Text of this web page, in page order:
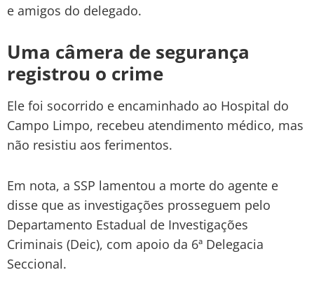
e amigos do delegado.
Uma câmera de segurança
registrou o crime
Ele foi socorrido e encaminhado ao Hospital do
Campo Limpo, recebeu atendimento médico, mas
não resistiu aos ferimentos.
Em nota, a SSP lamentou a morte do agente e
disse que as investigações prosseguem pelo
Departamento Estadual de Investigações
Criminais (Deic), com apoio da 6ª Delegacia
Seccional.